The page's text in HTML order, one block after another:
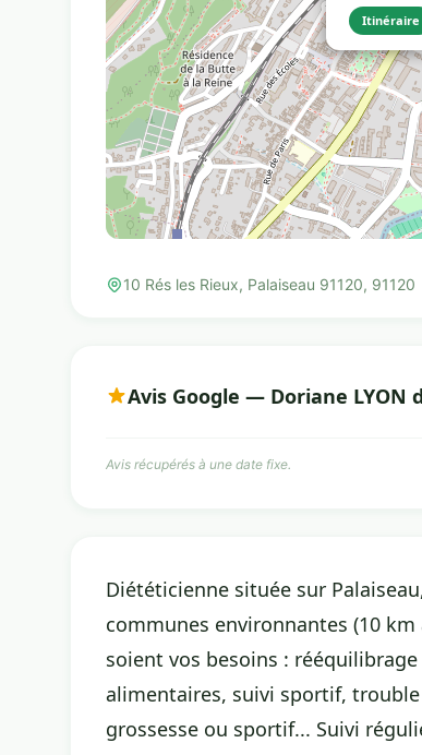
Itinéraire
10 Rés les Rieux, Palaiseau 91120, 91120
Avis Google — Doriane
Avis récupérés à une date fixe.
Diététicienne située sur
communes environnantes (10
soient vos besoins :
alimentaires, suivi sportif,
grossesse ou sportif... Suivi